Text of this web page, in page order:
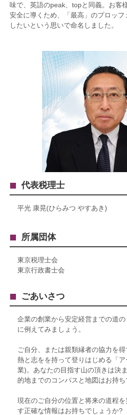
味で、英語のpeak、topと同義。お客
安全に導くため、「最高」のプロッ
したいという思いで命名しました。
代表税理士
平光 康晃(ひらみつ やすあき)
所属団体
東京税理士会
東京行政書士会
ごあいさつ
企業の創業から安定経営までの道
に例えてみましょう。
ご自分、または親類縁者の協力を
熱と志をを持って登りはじめる「
業)。あなたの目指す山の頂きは決
的地までのコンパスと地図はお持
現在のご自分の位置と将来の道程
す正確な情報はお持ちでしょうか?